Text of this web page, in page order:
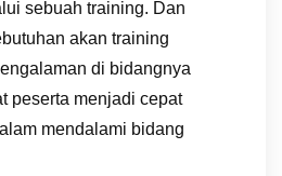
sebuah training. Dan
akan training
di bidangnya
peserta menjadi cepat
mendalami bidang